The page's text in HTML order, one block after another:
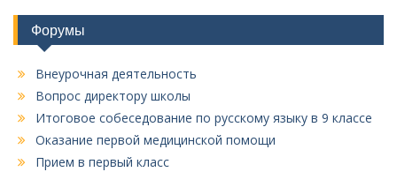
Форумы
Внеурочная деятельность
Вопрос директору школы
Итоговое собеседование по русскому языку в 9 классе
Оказание первой медицинской помощи
Прием в первый класс